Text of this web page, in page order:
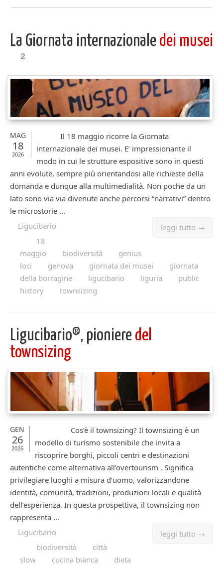
La Giornata internazionale dei musei
2
MAG
18
2026
Il 18 maggio ricorre la Giornata
internazionale dei musei. E’ impressionante il
modo in cui le strutture espositive sono in questi
anni evolute, sempre più orientandosi alle richieste della
domanda e dunque alla multimedialità. Non poche da un
lato sono via via divenute anche percorsi “narrativi” dentro
le microstorie ...
leggi tutto →
Ligucibario
18
maggio
biodiversità
genius
loci
genova giornata dei musei
giornata
della borragine
ligucibario liguria
public
history
townsizing
Ligucibario®, pioniere del
townsizing
GEN
26
2026
Cos’è il townsizing? Il townsizing è un
modello di turismo sostenibile che invita a
riscoprire borghi, piccoli centri e destinazioni
autentiche come alternativa all’overtourism . Significa
privilegiare luoghi a misura d’uomo, valorizzandone
identità, comunità, tradizioni, produzioni locali e qualità
dell’esperienza. In questa prospettiva, il townsizing non
rappresenta ...
leggi tutto →
Ligucibario
biodiversità
città
slow
cucina bianca
dieta